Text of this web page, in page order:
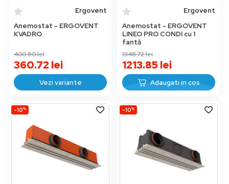
Ergovent
Anemostat - ERGOVENT
KVADRO
400.80lei
360.72 lei
Vezi variante
Ergovent
Anemostat - ERGOVENT
LINEO PRO CONDI cu 1
fantă
1348.72lei
1213.85 lei
Adaugati in cos
-10% -10%